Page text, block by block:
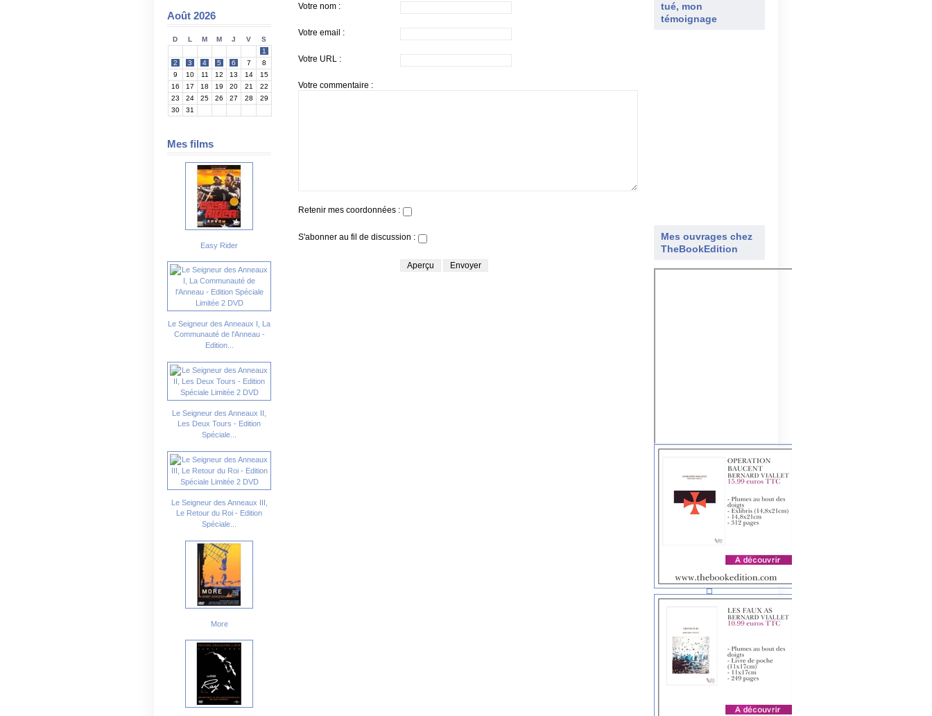
Août 2026
D L M M J V
S
1
2
3 4 5 6 7
8
9
10 11 12 13 14
15
16
17 18 19 20 21
22
23
24 25 26 27 28
29
30
31
Mes films
Easy Rider
Le Seigneur des Anneaux I, La
Communauté de l'Anneau -
Edition...
Le Seigneur des Anneaux II,
Les Deux Tours - Edition
Spéciale...
Le Seigneur des Anneaux III,
Le Retour du Roi - Edition
Spéciale...
More
tué, mon
témoignage
Mes ouvrages chez
TheBookEdition
Votre nom :
Votre email :
Votre URL :
Votre commentaire :
Retenir mes coordonnées :
S'abonner au fil de discussion :